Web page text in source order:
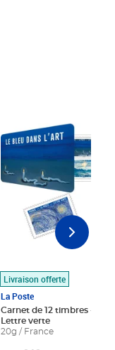
Livraison offerte
La Poste
Carnet de 12 timbres - Le
Lettre verte
20g / France